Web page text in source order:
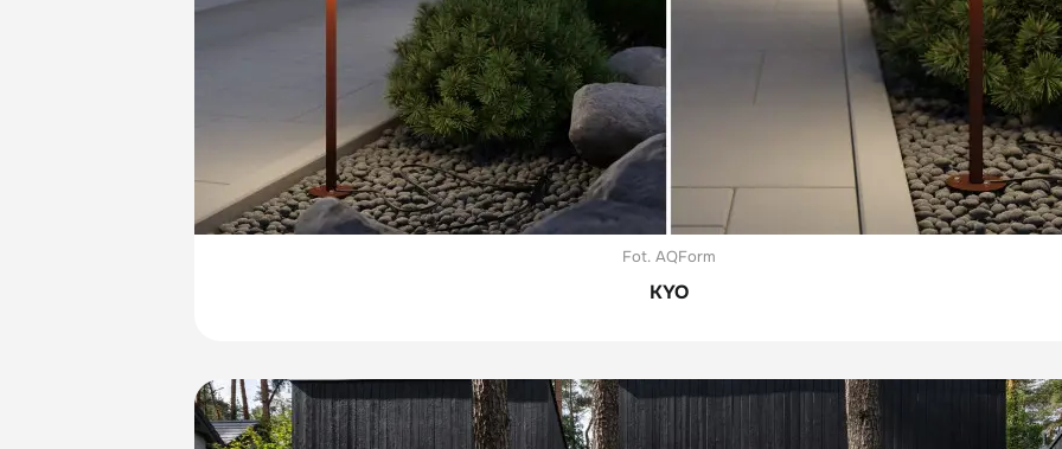
Fot. AQForm
KYO